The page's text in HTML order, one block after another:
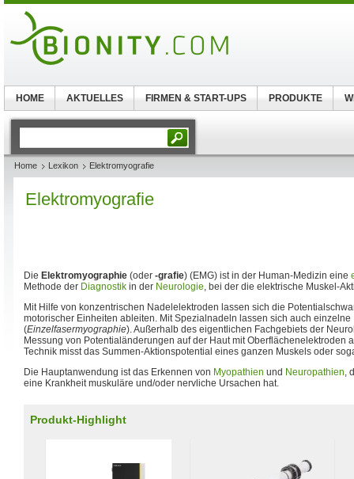
Home Lexikon Elektromyografie
Elektromyografie
Die Elektromyographie (oder -grafie) (EMG) ist in der Human-Medizin eine
Methode der Diagnostik in der Neurologie, bei der die elektrische Muskel-
Mit Hilfe von konzentrischen Nadelelektroden lassen sich die
motorischer Einheiten ableiten. Mit Spezialnadeln lassen sich auch einzelne
(Einzelfasermyographie). Außerhalb des eigentlichen Fachgebiets der
Messung von Potentialänderungen auf der Haut mit Oberflächenelektroden
Technik misst das Summen-Aktionspotential eines ganzen Muskels oder
Die Hauptanwendung ist das Erkennen von Myopathien und Neuropathien,
eine Krankheit muskuläre und/oder nervliche Ursachen hat.
Produkt-Highlight
HOME AKTUELLES FIRMEN & START-UPS PRODUKTE